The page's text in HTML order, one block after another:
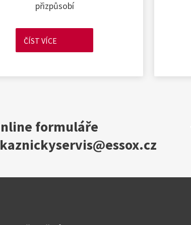
přizpůsobí
ČÍST VÍCE
formuláře